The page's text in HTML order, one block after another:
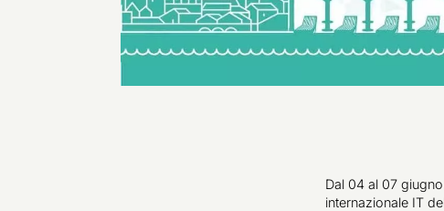
Dal 04 al 07
internazionale IT